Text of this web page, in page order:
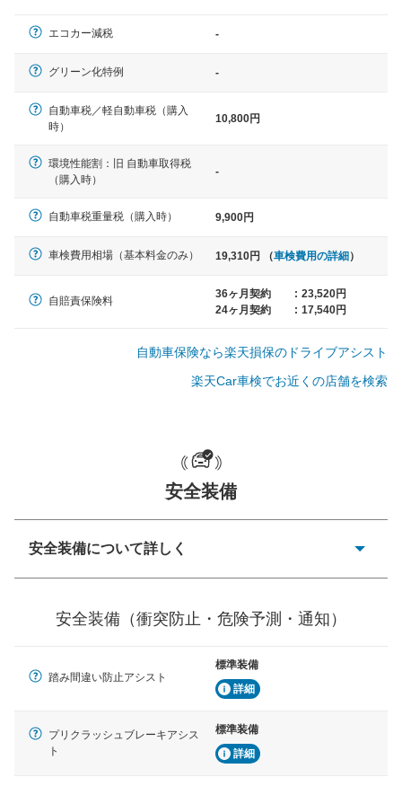
クラウン、アルファード、フォレ
スター、ハイエースワゴン、デリ
エコカー減税 -
グリーン化特例 -
自動車税／軽自動車税（購入
時）
10,800円
環境性能割：旧 自動車取得税
（購入時）
-
自動車税重量税（購入時） 9,900円
車検費用相場（基本料金のみ） 19,310円 （車検費用の詳細）
自賠責保険料
36ヶ月契約 : 23,520円
24ヶ月契約
: 17,540円
自動車保険なら楽天損保のドライブアシスト
楽天Car車検でお近くの店舗を検索
安全装備
安全装備について詳しく
ーキアシスト、ABSなどが装備されています。
見えにくい場所に潜む危険を予測・通知するためのシス
テムなどが装備されています。
車線のはみだしやふらつきを防止するためにレーンキー
プアシストなどが装備されています
安全装備（衝突防止・危険予測・通知）
踏み間違い防止アシスト
標準装備
詳細
プリクラッシュブレーキアシス
ト
標準装備
詳細